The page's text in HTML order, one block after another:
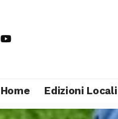
Home Edizioni Locali